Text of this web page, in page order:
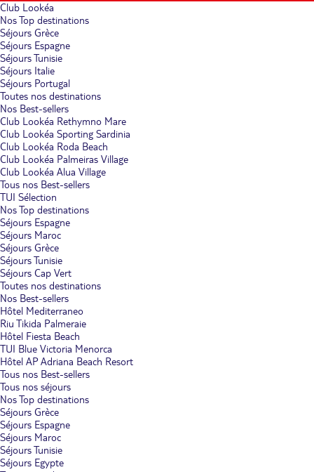
Club Lookéa
Nos Top destinations
Séjours Grèce
Séjours Espagne
Séjours Tunisie
Séjours Italie
Séjours Portugal
Toutes nos destinations
Nos Best-sellers
Club Lookéa Rethymno Mare
Club Lookéa Sporting Sardinia
Club Lookéa Roda Beach
Club Lookéa Palmeiras Village
Club Lookéa Alua Village
Tous nos Best-sellers
TUI Sélection
Nos Top destinations
Séjours Espagne
Séjours Maroc
Séjours Grèce
Séjours Tunisie
Séjours Cap Vert
Toutes nos destinations
Nos Best-sellers
Hôtel Mediterraneo
Riu Tikida Palmeraie
Hôtel Fiesta Beach
TUI Blue Victoria Menorca
Hôtel AP Adriana Beach Resort
Tous nos Best-sellers
Tous nos séjours
Nos Top destinations
Séjours Grèce
Séjours Espagne
Séjours Maroc
Séjours Tunisie
Séjours Egypte